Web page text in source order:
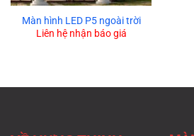
Màn hình LED P5 ngoài trời
Liên hệ nhận báo giá